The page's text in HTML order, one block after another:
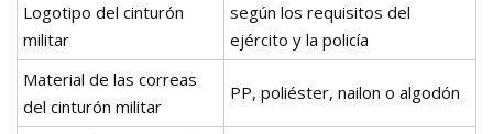
Logotipo del cinturón
militar
según los requisitos del
ejército y la policía
Material de las correas
del cinturón militar
PP, poliéster, nailon o algodón